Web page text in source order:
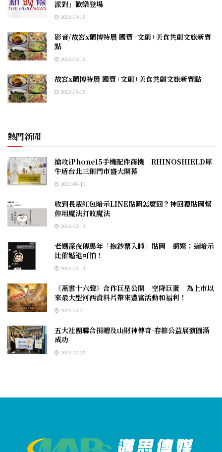
派對」歡樂登場
2026-03-15
影音/故宮x蘭博特展 國寶+文創+美食共創文旅新賣
點
2026-03-15
故宮x蘭博特展 國寶+文創+美食共創文旅新賣點
2026-03-15
熱門新聞
搶攻iPhone15手機配件商機 RHINOSHIELD犀
牛盾台北三創門市盛大開幕
2023-09-10
收到長輩紅包暗示LINE貼圖怎麼回？神回覆貼圖幫
你用魔法打敗魔法
2026-02-13
老媽深夜傳馬年「抱鈔票入睡」貼圖 網驚：這暗示
比催婚還可怕！
2026-02-13
《燕雲十六聲》合作巨星公開 空降巨蛋 為上市以
來最大型河西資料片帶來豐富活動和福利！
2026-03-04
五大社團聯合捐贈及山財神傳奇-春節公益展演圓滿
成功
2026-02-25